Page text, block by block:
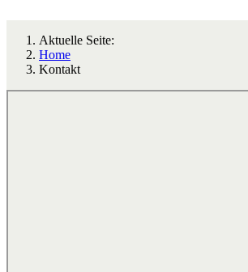
Aktuelle Seite:
Home
Kontakt